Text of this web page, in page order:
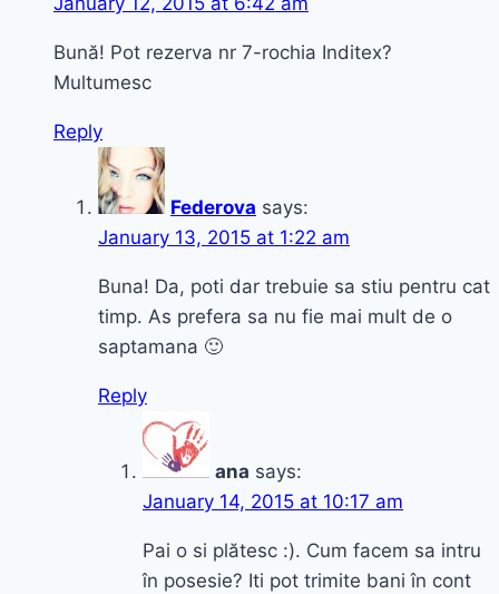
Bună! Pot rezerva nr 7-rochia Inditex?
Multumesc
Reply
Federova says:
January 13, 2015 at 1:22 am
Buna! Da, poti dar trebuie sa stiu pentru cat
timp. As prefera sa nu fie mai mult de o
saptamana 🙂
Reply
ana says:
January 14, 2015 at 10:17 am
Pai o si plătesc :). Cum facem sa intru
în posesie? Iti pot trimite bani în cont